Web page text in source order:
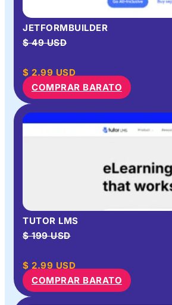
JETFORMBUILDER
$ 49 USD
$ 2.99 USD
COMPRAR BARATO
TUTOR LMS
$ 199 USD
$ 2.99 USD
COMPRAR BARATO